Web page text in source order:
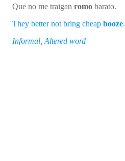
Que no me traigan romo barato.
They better not bring cheap booze.
Informal, Altered word